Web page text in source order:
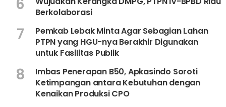
6
Berkolaborasi
7
Pemkab Lebak Minta Agar Sebagian Lahan
PTPN yang HGU-nya Berakhir Digunakan
untuk Fasilitas Publik
8
Imbas Penerapan B50, Apkasindo Soroti
Ketimpangan antara Kebutuhan dengan
Kenaikan Produksi CPO